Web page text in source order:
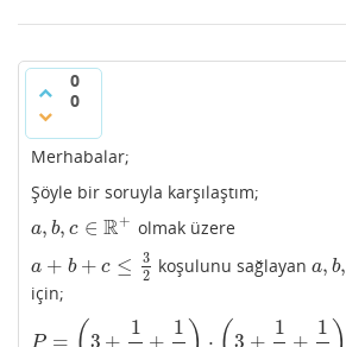
0
0
Merhabalar;
Şöyle bir soruyla karşılaştım;
a, b, c ∈ R+
a,b,c ∈ R+ olmak üzere
a + b + c ≤
3
2
a+b+c ≤3 2 koşulunu sağlayana, b,
a,b,c
için;
= 3 +
1
+
1
⋅ 3 +
1
+
1